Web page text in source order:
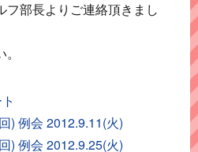
フ部長よりご連絡頂きまし
) 例会 2012.9.11(火)
) 例会 2012.9.25(火)